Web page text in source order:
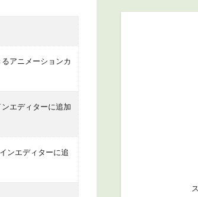
アニメーションカ
エディターに追加
ンエディターに追